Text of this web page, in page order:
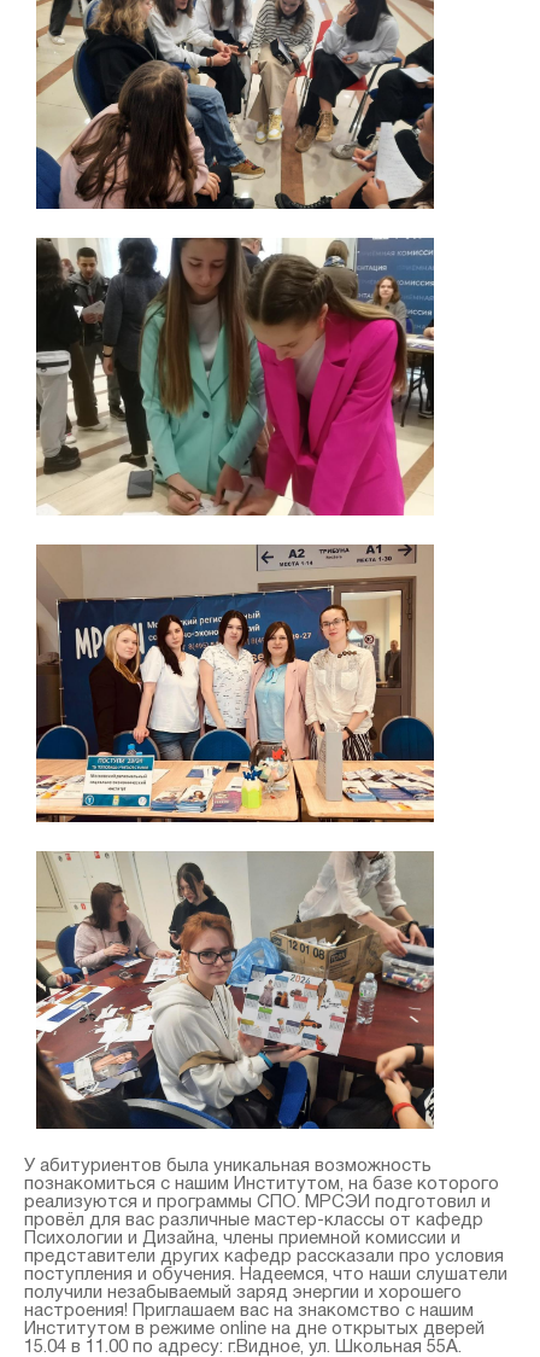
У абитуриентов была уникальная возможность
познакомиться с нашим Институтом, на базе которого
реализуются и программы СПО. МРСЭИ подготовил и
провёл для вас различные мастер-классы от кафедр
Психологии и Дизайна, члены приемной комиссии и
представители других кафедр рассказали про условия
поступления и обучения. Надеемся, что наши слушатели
получили незабываемый заряд энергии и хорошего
настроения! Приглашаем вас на знакомство с нашим
Институтом в режиме online на дне открытых дверей
15.04 в 11.00 по адресу: г.Видное, ул. Школьная 55А.